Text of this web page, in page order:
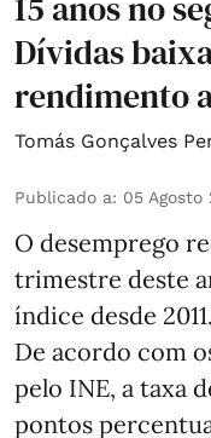
Dívidas
rendimento
Tomás Gonçalves
Publicado a: 05 Agosto
O desemprego
trimestre deste
índice desde 2011.
De acordo com
pelo INE, a taxa
pontos